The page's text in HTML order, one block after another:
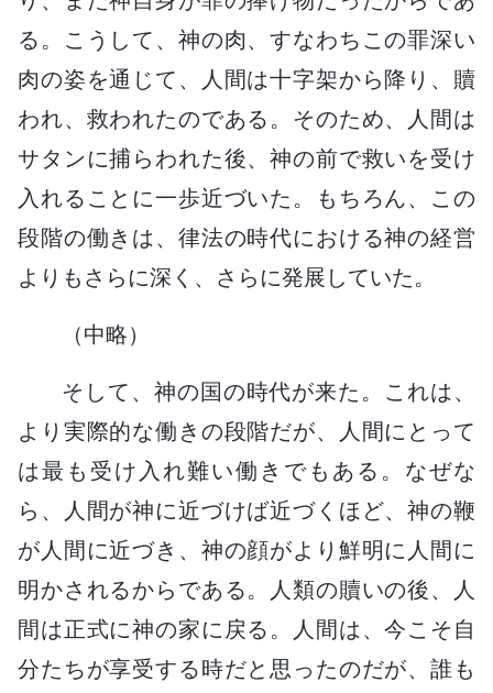
る。こうして、神の肉、すなわちこの罪深い
肉の姿を通じて、人間は十字架から降り、贖
われ、救われたのである。そのため、人間は
サタンに捕らわれた後、神の前で救いを受け
入れることに一歩近づいた。もちろん、この
段階の働きは、律法の時代における神の経営
よりもさらに深く、さらに発展していた。
（中略）
そして、神の国の時代が来た。これは、
より実際的な働きの段階だが、人間にとって
は最も受け入れ難い働きでもある。なぜな
ら、人間が神に近づけば近づくほど、神の鞭
が人間に近づき、神の顔がより鮮明に人間に
明かされるからである。人類の贖いの後、人
間は正式に神の家に戻る。人間は、今こそ自
分たちが享受する時だと思ったのだが、誰も